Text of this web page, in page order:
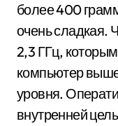
более 400
очень сладкая.
2,3 ГГц,
компьютер выше
уровня.
внутренней